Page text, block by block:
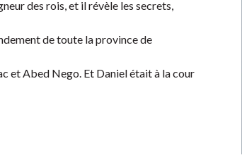
des rois, et il révèle les secrets,
de toute la province de
et Abed Nego. Et Daniel était à la cour